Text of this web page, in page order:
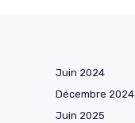
Juin 2024
Décembre 2024
Juin 2025